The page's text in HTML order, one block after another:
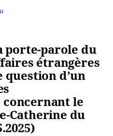
porte-parole du
étrangères
question d’un
le
Catherine du